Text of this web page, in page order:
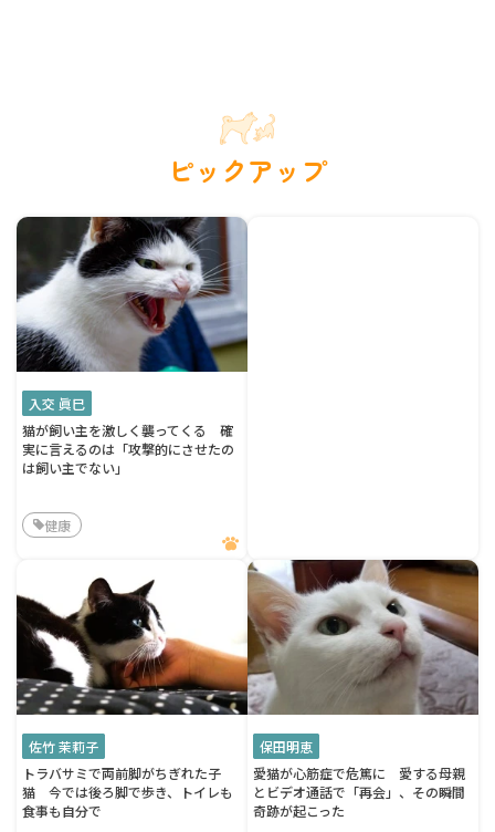
ピックアップ
入交 眞巳
猫が飼い主を激しく襲ってくる 確
実に言えるのは「攻撃的にさせたの
は飼い主でない」
健康
佐竹 茉莉子
トラバサミで両前脚がちぎれた子
猫 今では後ろ脚で歩き、トイレも
食事も自分で
保田明恵
愛猫が心筋症で危篤に 愛する母親
とビデオ通話で「再会」、その瞬間
奇跡が起こった